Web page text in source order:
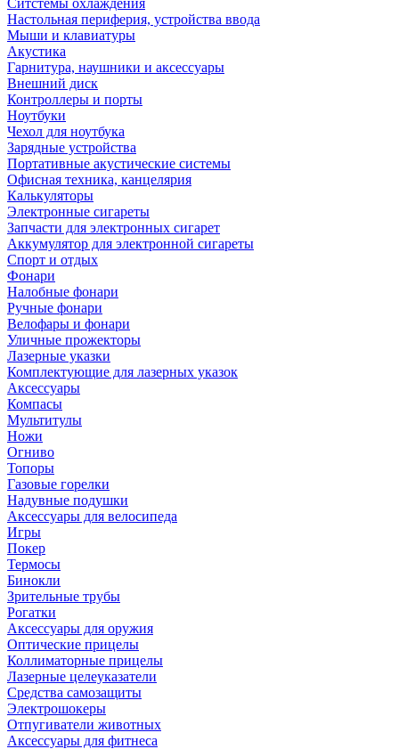
Ситстемы охлаждения
Настольная периферия, устройства ввода
Мыши и клавиатуры
Акустика
Гарнитура, наушники и аксессуары
Внешний диск
Контроллеры и порты
Ноутбуки
Чехол для ноутбука
Зарядные устройства
Портативные акустические системы
Офисная техника, канцелярия
Калькуляторы
Электронные сигареты
Запчасти для электронных сигарет
Аккумулятор для электронной сигареты
Спорт и отдых
Фонари
Налобные фонари
Ручные фонари
Велофары и фонари
Уличные прожекторы
Лазерные указки
Комплектующие для лазерных указок
Аксессуары
Компасы
Мультитулы
Ножи
Огниво
Топоры
Газовые горелки
Надувные подушки
Аксессуары для велосипеда
Игры
Покер
Термосы
Бинокли
Зрительные трубы
Рогатки
Аксессуары для оружия
Оптические прицелы
Коллиматорные прицелы
Лазерные целеуказатели
Средства самозащиты
Электрошокеры
Отпугиватели животных
Аксессуары для фитнеса